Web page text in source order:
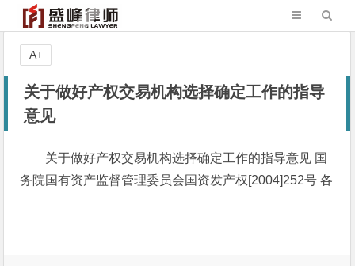
关于做好产权交易机构选择确定工作的指导
意见
关于做好产权交易机构选择确定工作的指导意见 国
务院国有资产监督管理委员会国资发产权[2004]252号 各
A+